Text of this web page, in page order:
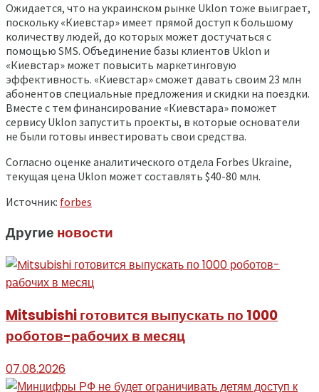
Ожидается, что на украинском рынке Uklon тоже выиграет,
поскольку «Киевстар» имеет прямой доступ к большому
количеству людей, до которых может достучаться с
помощью SMS. Объединение базы клиентов Uklon и
«Киевстар» может повысить маркетинговую
эффективность. «Киевстар» сможет давать своим 23 млн
абонентов специальные предложения и скидки на поездки.
Вместе с тем финансирование «Киевстара» поможет
сервису Uklon запустить проекты, в которые основатели
не были готовы инвестировать свои средства.
Согласно оценке аналитического отдела Forbes Ukraine,
текущая цена Uklon может составлять $40-80 млн.
Источник: forbes
Другие новости
Mitsubishi готовится выпускать по 1000
роботов-рабочих в месяц
07.08.2026